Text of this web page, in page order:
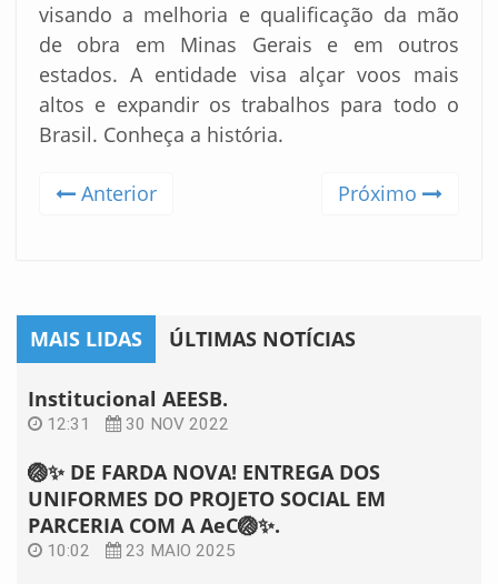
visando a melhoria e qualificação da mão
de obra em Minas Gerais e em outros
estados. A entidade visa alçar voos mais
altos e expandir os trabalhos para todo o
Brasil. Conheça a história.
Anterior Próximo
MAIS LIDAS ÚLTIMAS NOTÍCIAS
Institucional AEESB.
12:31 30 NOV 2022
🏐✨ DE FARDA NOVA! ENTREGA DOS
UNIFORMES DO PROJETO SOCIAL EM
PARCERIA COM A AeC🏐✨.
10:02 23 MAIO 2025